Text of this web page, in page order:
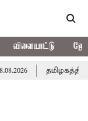
விளையாட்டு
தமிழகத்தில்